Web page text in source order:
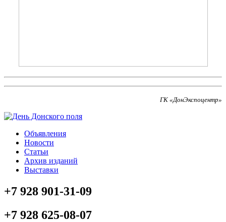
ГК «ДонЭкспоцентр»
Объявления
Новости
Статьи
Архив изданий
Выставки
+7 928 901-31-09
+7 928 625-08-07